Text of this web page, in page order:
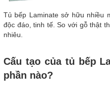
Tủ bếp Laminate sở hữu nhiều
độc đáo, tinh tế. So với gỗ thật
nhiêu.
Cấu tạo của tủ bếp
phần nào?